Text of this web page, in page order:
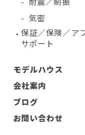
気密
保証／保険／ア
サポート
モデルハウス
会社案内
ブログ
お問い合わせ